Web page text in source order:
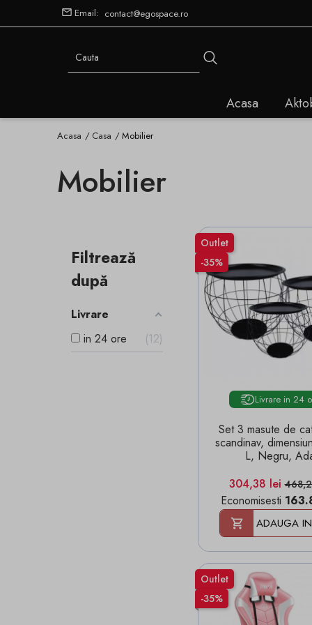
Email: contact@egospace.ro
Acasa
Acasa Casa Mobilier
Mobilier
Filtrează
după
Livrare
in 24 ore
12
Outlet
-35%
Livrare in 24
Set 3 masute de
scandinav,
L, Negru,
Pret
304,38 leiPret
Economisesti
ADAUGA
Outlet
-35%